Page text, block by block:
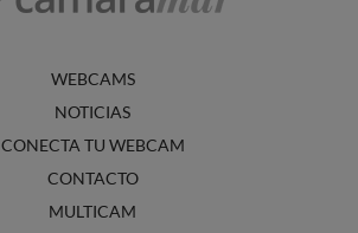
WEBCAMS
NOTICIAS
CONECTA TU WEBCAM
CONTACTO
MULTICAM